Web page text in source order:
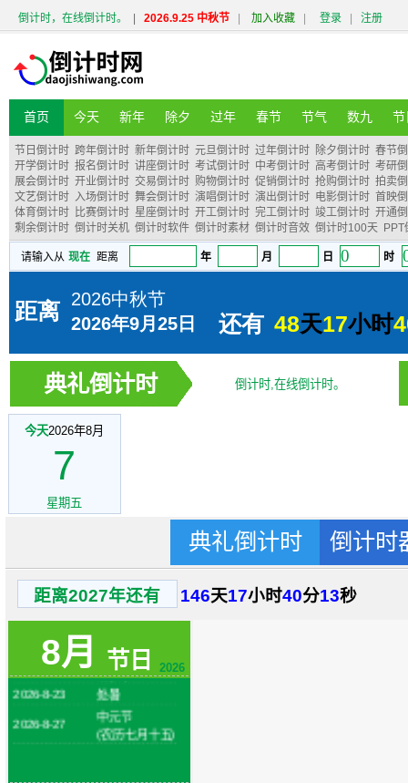
倒计时，在线倒计时。 2026.9.25 中秋节 加入收藏 登录 注册
首页 今天 新年 除夕 过年 春节 节气 数九 节
节日倒计时 跨年倒计时 新年倒计时 元旦倒计时 过年倒计时 除夕倒计时 春节
开学倒计时 报名倒计时 讲座倒计时 考试倒计时 中考倒计时 高考倒计时 考研
展会倒计时 开业倒计时 交易倒计时 购物倒计时 促销倒计时 抢购倒计时 拍卖
文艺倒计时 入场倒计时 舞会倒计时 演唱倒计时 演出倒计时 电影倒计时 首映
体育倒计时 比赛倒计时 星座倒计时 开工倒计时 完工倒计时 竣工倒计时 开通
剩余倒计时 倒计时关机 倒计时软件 倒计时素材 倒计时音效 倒计时100天 PPT
典礼倒计时 倒计时,在线倒计时。
今天2026年8月
7
星期五
典礼倒计时 倒计时
距离2027年还有 146天17小时40分13秒
8月 节日 2026
2026-8-1 建军节
2026-8-6
火把节
(农历六月二十
四)
2026-8-7
立秋
2026-8-19
七夕节
2026-8-23
处暑
2026-8-27
中元节
(农历七月十五)